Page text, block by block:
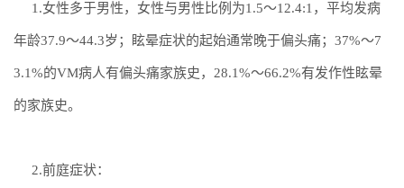
1.女性多于男性，女性与男性比例为1.5～12.4:1 ， 平均发病
年龄37.9～44.3岁； 眩晕症状的起始通常晚于偏头痛； 37%～7
3.1%的VM病人有偏头痛家族史， 28.1%～66.2%有发作性眩晕
的家族史。
2.前庭症状：